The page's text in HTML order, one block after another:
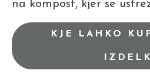
na kompost, kjer se
KJE LAHKO